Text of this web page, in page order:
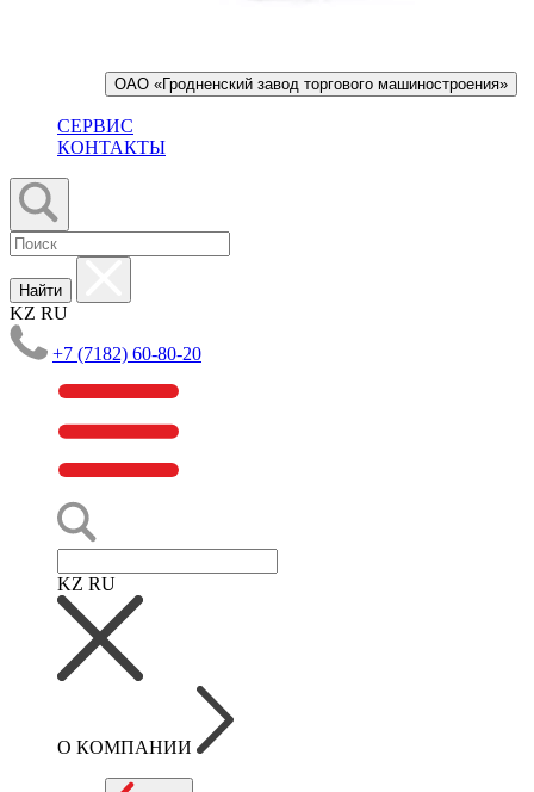
ОАО «Гродненский завод торгового машиностроения»
СЕРВИС
КОНТАКТЫ
Найти
KZ RU
+7 (7182) 60-80-20
KZ RU
О КОМПАНИИ